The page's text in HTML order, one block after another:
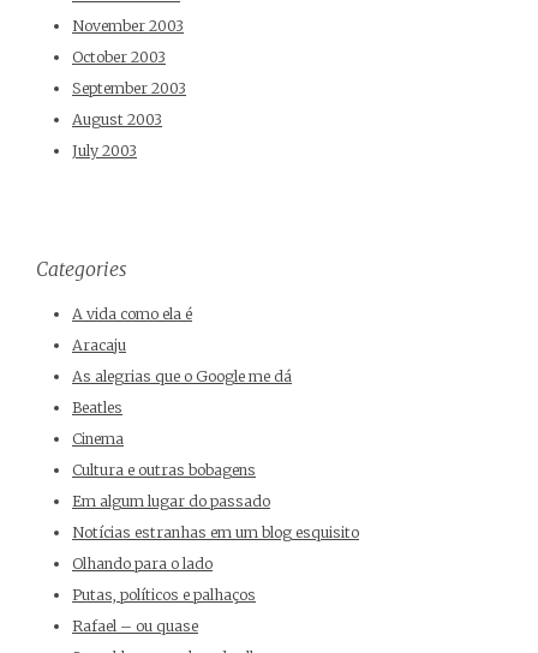
November 2003
October 2003
September 2003
August 2003
July 2003
Categories
A vida como ela é
Aracaju
As alegrias que o Google me dá
Beatles
Cinema
Cultura e outras bobagens
Em algum lugar do passado
Notícias estranhas em um blog esquisito
Olhando para o lado
Putas, políticos e palhaços
Rafael – ou quase